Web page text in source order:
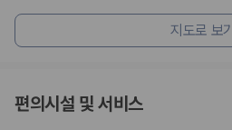
동일한 차량이라도 보험 조건에 따라 실
다. 카모아는 제주 렌트카 가격뿐 아니라
완전자차:보상 한도 내에서 면책금
지도로 보기
편의시설 및 서비스